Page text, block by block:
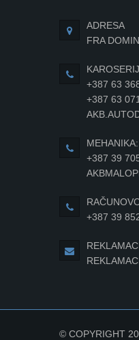
ADRESA
FRA
+387 63
+387 63
MEHANIKA:
+387 39
+387 39
© COPYRIGHT